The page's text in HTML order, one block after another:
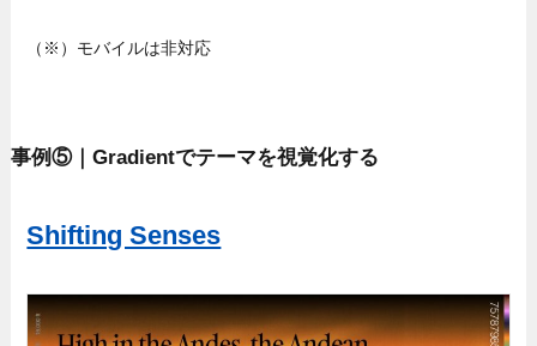
（※）モバイルは⾮対応
事例⑤｜Gradientでテーマを視覚化する
Shifting Senses